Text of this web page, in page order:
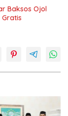
Baksos Ojol